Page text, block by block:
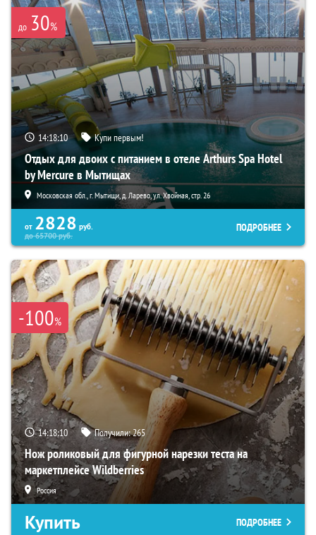
до 30%
14:18:09 Купи первым!
Отдых для двоих с питанием в отеле Arthurs Spa Hotel
by Mercure в Мытищах
Московская обл., г. Мытищи, д. Ларево, ул. Хвойная, стр. 26
от 2828 руб.
до65700руб.
ПОДРОБНЕЕ
-100%
14:18:09 Получили:265
Нож роликовый для фигурной нарезки теста на
маркетплейсе Wildberries
Россия
Купить ПОДРОБНЕЕ